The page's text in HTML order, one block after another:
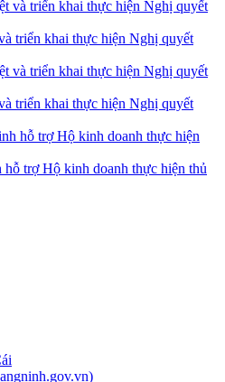
triển khai thực hiện Nghị quyết
triển khai thực hiện Nghị quyết
trợ Hộ kinh doanh thực hiện thủ